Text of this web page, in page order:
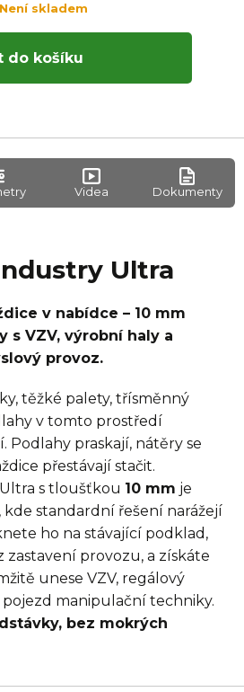
Není skladem
do košíku
Videa Dokumenty
Ultra
v nabídce – 10 mm
s VZV, výrobní haly a
provoz.
těžké palety, třísměnný
v tomto prostředí
Podlahy praskají, nátěry se
přestávají stačit.
s tloušťkou 10 mm je
kde standardní řešení narážejí
ho na stávající podklad,
zastavení provozu, a získáte
unese VZV, regálový
manipulační techniky.
bez mokrých